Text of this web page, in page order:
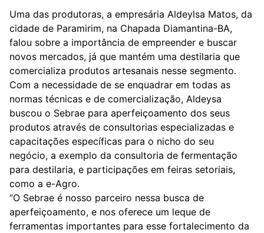
Uma das produtoras, a empresária Aldeylsa Matos, da
cidade de Paramirim, na Chapada Diamantina-BA,
falou sobre a importância de empreender e buscar
novos mercados, já que mantém uma destilaria que
comercializa produtos artesanais nesse segmento.
Com a necessidade de se enquadrar em todas as
normas técnicas e de comercialização, Aldeysa
buscou o Sebrae para aperfeiçoamento dos seus
produtos através de consultorias especializadas e
capacitações específicas para o nicho do seu
negócio, a exemplo da consultoria de fermentação
para destilaria, e participações em feiras setoriais,
como a e-Agro.
“O Sebrae é nosso parceiro nessa busca de
aperfeiçoamento, e nos oferece um leque de
ferramentas importantes para esse fortalecimento da